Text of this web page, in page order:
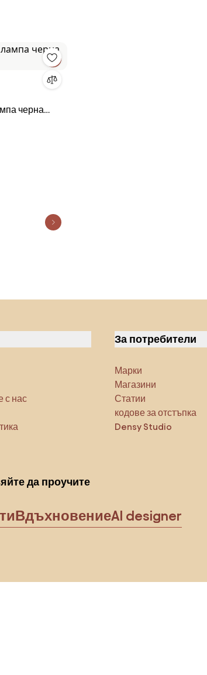
черна
с нас
За потребители
Марки
Магазини
Статии
кодове за отстъпка
Densy Studio
да проучите
ВдъхновениеAI designer